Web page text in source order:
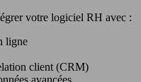
votre logiciel RH avec :
ligne
client (CRM)
avancées